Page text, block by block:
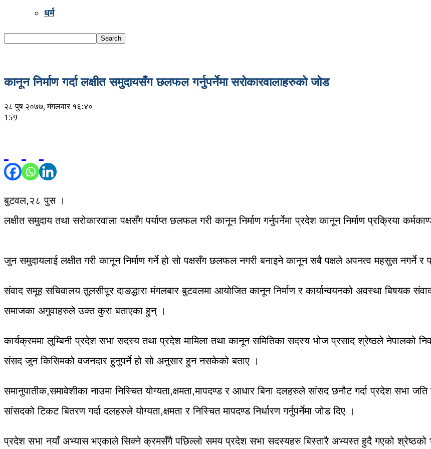
धर्म
कानून निर्माण गर्दा लक्षीत समुदायसँग छलफल गर्नुपर्नेमा सरोकारवालाहरुको जोड
२८ पुष २०७७, मंगलवार १६:४०
159
बुटवल,२८ पुस ।
लक्षीत समुदाय तथा सरोकारवाला पक्षसँग पर्याप्त छलफल गरी कानून निर्माण गर्नुपर्नेमा प्रदेश कानून निर्माण प्रक्रिया
जुन समुदायलाई लक्षीत गरी कानून निर्माण गर्ने हो सो पक्षसँग छलफल नगरी बनाइने कानून सबै पक्षले अपनत्व महसुस नगर्ने र
संवाद समूह सचिवालय तुलसीपूर दाङद्धारा मंगलबार बुटवलमा आयोजित कानून निर्माण र कार्यान्वयनको अवस्था बिषयक
समाजका अगुवाहरुले उक्त कुरा बताएका हुन् ।
कार्यक्रममा लुम्बिनी प्रदेश सभा सदस्य तथा प्रदेश मामिला तथा कानून समितिका सदस्य भोज प्रसाद श्रेष्ठले नेपालको
संसद जुन किसिमको वजनदार हुनुपर्ने हो सो अनुसार हुन नसकेको बताए ।
समानुपातीक,समावेशीका नाउमा निस्चित योग्यता,क्षमता,मापदण्ड र आधार बिना दलहरुले सांसद छनौट गर्दा प्रदेश सभा
सांसदको टिकट बितरण गर्दा दलहरुले योग्यता,क्षमता र निस्चित मापदण्ड निर्धारण गर्नुपर्नेमा जोड दिए ।
प्रदेश सभा नयाँ अभ्यास भएकाले सिक्ने क्रमसँगै पछिल्लो समय प्रदेश सभा सदस्यहरु बिस्तारै अभ्यस्त हुदै गएको श्रेष्ठको